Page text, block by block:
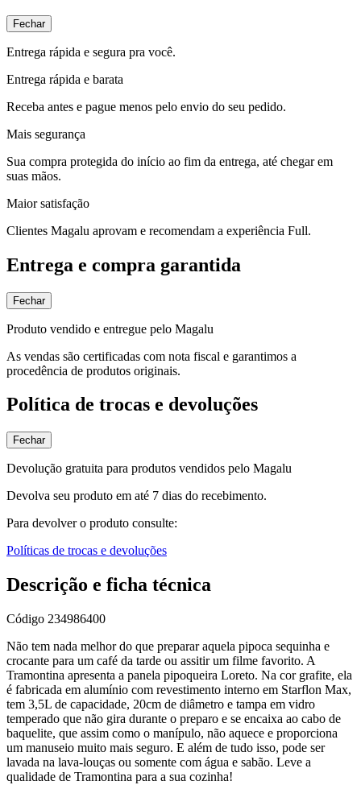
Fechar
Entrega rápida e segura pra você.
Entrega rápida e barata
Receba antes e pague menos pelo envio do seu pedido.
Mais segurança
Sua compra protegida do início ao fim da entrega, até chegar em
suas mãos.
Maior satisfação
Clientes Magalu aprovam e recomendam a experiência Full.
Entrega e compra garantida
Fechar
Produto vendido e entregue pelo Magalu
As vendas são certificadas com nota fiscal e garantimos a
procedência de produtos originais.
Política de trocas e devoluções
Fechar
Devolução gratuita para produtos vendidos pelo Magalu
Devolva seu produto em até 7 dias do recebimento.
Para devolver o produto consulte:
Políticas de trocas e devoluções
Descrição e ficha técnica
Código 234986400
Não tem nada melhor do que preparar aquela pipoca sequinha e
crocante para um café da tarde ou assitir um filme favorito. A
Tramontina apresenta a panela pipoqueira Loreto. Na cor grafite, ela
é fabricada em alumínio com revestimento interno em Starflon Max,
tem 3,5L de capacidade, 20cm de diâmetro e tampa em vidro
temperado que não gira durante o preparo e se encaixa ao cabo de
baquelite, que assim como o manípulo, não aquece e proporciona
um manuseio muito mais seguro. E além de tudo isso, pode ser
lavada na lava-louças ou somente com água e sabão. Leve a
qualidade de Tramontina para a sua cozinha!